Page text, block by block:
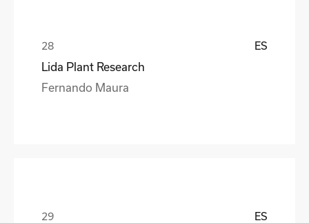
ES
Lida Plant Research
Fernando Maura
ES